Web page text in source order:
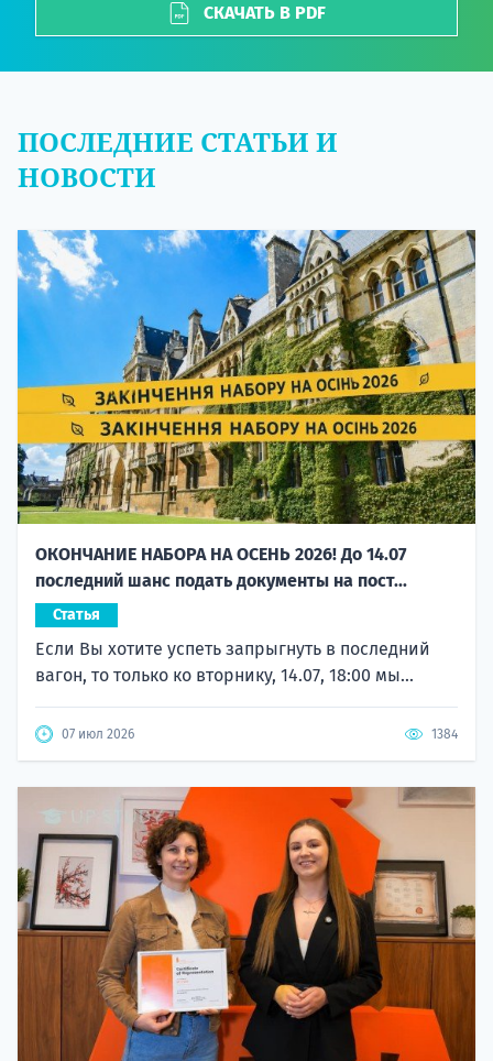
СКАЧАТЬ В PDF
ПОСЛЕДНИЕ СТАТЬИ И
НОВОСТИ
ОКОНЧАНИЕ НАБОРА НА ОСЕНЬ 2026! До 14.07
последний шанс подать документы на пост...
Статья
Если Вы хотите успеть запрыгнуть в последний
вагон, то только ко вторнику, 14.07, 18:00 мы...
07 июл 2026 1384